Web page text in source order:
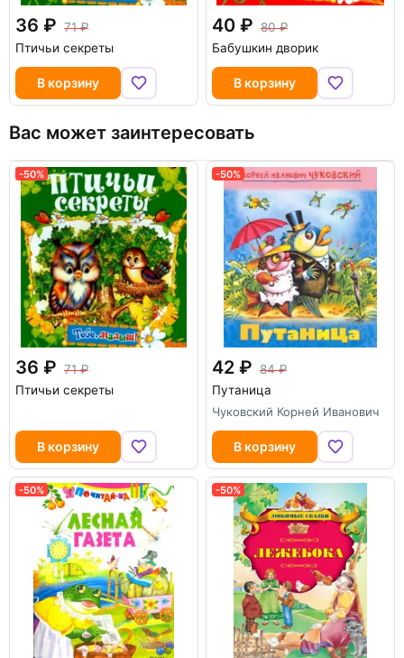
36
71
Птичьи секреты
В корзину
40
80
Бабушкин дворик
В корзину
Вас может заинтересовать
-50%
-50%
36
71
Птичьи секреты
В корзину
-50%
42
84
Путаница
Чуковский Корней Иванович
В корзину
-50%
-50% -50%